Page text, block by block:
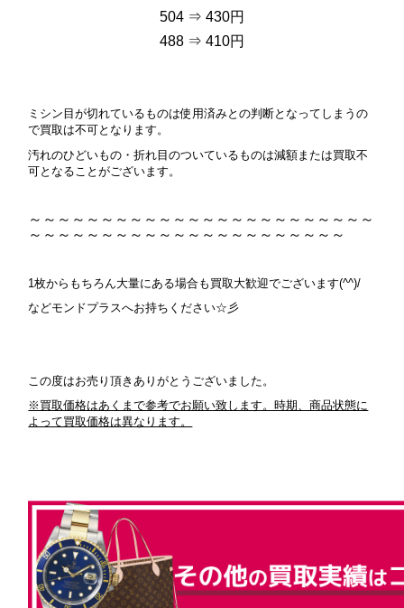
504 ⇒ 430円
488 ⇒ 410円
ミシン目が切れているものは使用済みとの判断となってしまうの
で買取は不可となります。
汚れのひどいもの・折れ目のついているものは減額または買取不
可となることがございます。
～～～～～～～～～～～～～～～～～～～～～～～～
～～～～～～～～～～～～～～～～～～～～～～
1枚からもちろん大量にある場合も買取大歓迎でございます(^^)/
などモンドプラスへお持ちください☆彡
この度はお売り頂きありがとうございました。
※買取価格はあくまで参考でお願い致します。時期、商品状態に
よって買取価格は異なります。